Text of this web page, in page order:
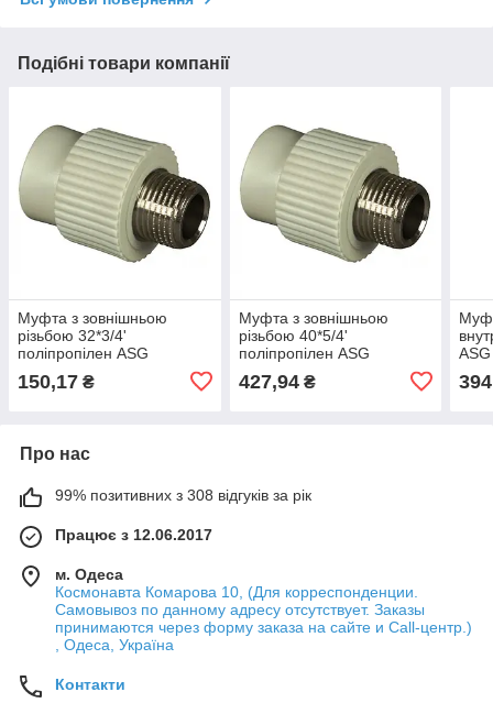
Подібні товари компанії
Муфта з зовнішньою
різьбою 32*3/4'
поліпропілен ASG
150,17 ₴
Муфта з зовнішньою
різьбою 40*5/4'
поліпропілен ASG
427,94₴
ASG
Про нас
99% позитивних з 308 відгуків за рік
Працює з 12.06.2017
м. Одеса
Космонавта Комарова 10, (Для корреспонденции.
Самовывоз по данному адресу отсутствует. Заказы
принимаются через форму заказа на сайте и Call-центр.)
, Одеса, Україна
Контакти